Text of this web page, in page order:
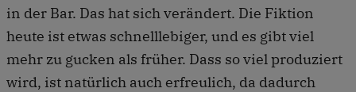
in der Bar. Das hat sich verändert. Die Fiktion
heute ist etwas schnelllebiger, und es gibt viel
mehr zu gucken als früher. Dass so viel produziert
wird, ist natürlich auch erfreulich, da dadurch